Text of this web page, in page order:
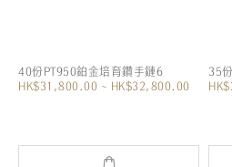
40份PT950鉑金培育鑽手鏈6
HK$31,800.00 ~ HK$32,800.00
35